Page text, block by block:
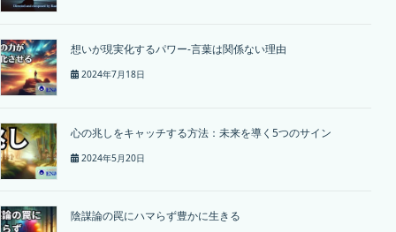
想いが現実化するパワー-言葉は関係ない理由
2024年7月18日
心の兆しをキャッチする方法：未来を導く5つのサイン
2024年5月20日
陰謀論の罠にハマらず豊かに生きる